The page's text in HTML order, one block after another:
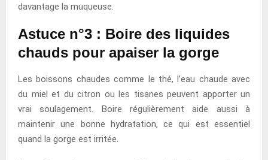
davantage la muqueuse.
Astuce n°3 : Boire des liquides
chauds pour apaiser la gorge
Les boissons chaudes comme le thé, l’eau chaude avec
du miel et du citron ou les tisanes peuvent apporter un
vrai soulagement. Boire régulièrement aide aussi à
maintenir une bonne hydratation, ce qui est essentiel
quand la gorge est irritée.